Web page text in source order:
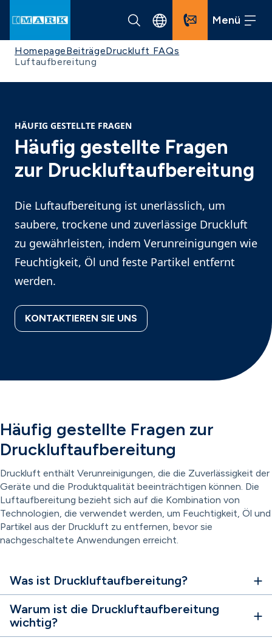
Menü
HomepageBeiträgeDruckluft FAQs
Luftaufbereitung
HÄUFIG GESTELLTE FRAGEN
Häufig gestellte Fragen
zur Druckluftaufbereitung
Die Luftaufbereitung ist unerlässlich, um
saubere, trockene und zuverlässige Druckluft
zu gewährleisten, indem Verunreinigungen wie
Feuchtigkeit, Öl und feste Partikel entfernt
werden.
KONTAKTIEREN SIE UNS
Häufig gestellte Fragen zur
Druckluftaufbereitung
Druckluft enthält Verunreinigungen, die die Zuverlässigkeit der
Geräte und die Produktqualität beeinträchtigen können. Die
Luftaufbereitung bezieht sich auf die Kombination von
Technologien, die verwendet werden, um Feuchtigkeit, Öl und
Partikel aus der Druckluft zu entfernen, bevor sie
nachgeschaltete Anwendungen erreicht.
Was ist Druckluftaufbereitung?
Warum ist die Druckluftaufbereitung
wichtig?